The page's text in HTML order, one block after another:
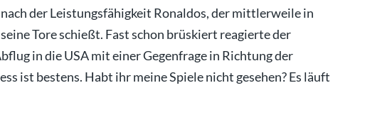
der Leistungsfähigkeit Ronaldos, der mittlerweile in
Tore schießt. Fast schon brüskiert reagierte der
in die USA mit einer Gegenfrage in Richtung der
ist bestens. Habt ihr meine Spiele nicht gesehen? Es läuft